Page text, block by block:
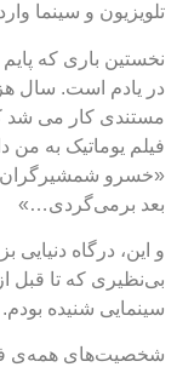
تلویزیون و سینما
نخستین باری که پایم
در یادم است. سال
مستندی کار می شد
فیلم یوماتیک به من
«خسرو
بعد برمی‌گردی…»
و این، درگاه دنیایی
بی‌نظیری که تا قبل
سینمایی شنیده بودم.
شخصیت‌های همه‌ی